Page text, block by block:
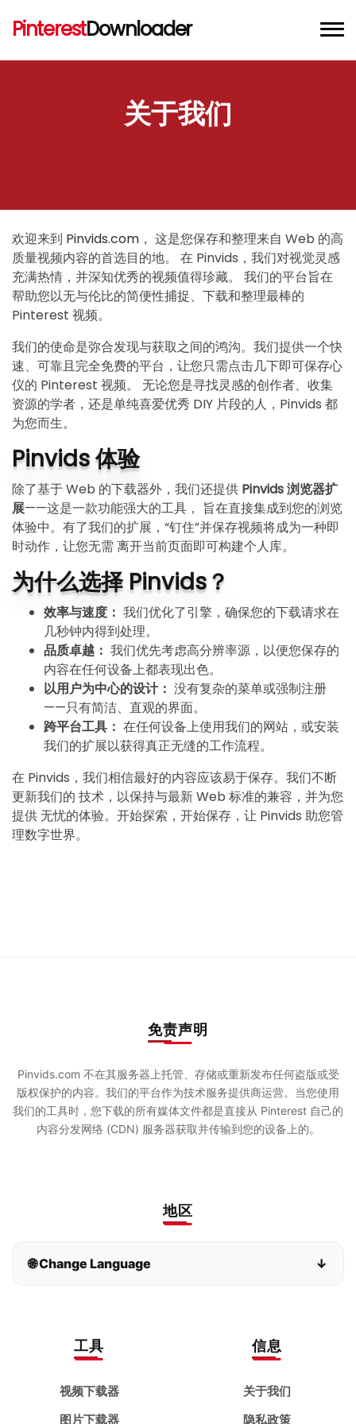
PinterestDownloader
Pinterest 图片下载器
关于我们
欢迎来到 Pinvids.com ， 这是您保存和整理来自 Web 的高
质量视频内容的首选目的地。 在 Pinvids，我们对视觉灵感
充满热情，并深知优秀的视频值得珍藏。 我们的平台旨在
帮助您以无与伦比的简便性捕捉、下载和整理最棒的
Pinterest 视频。
我们的使命是弥合发现与获取之间的鸿沟。我们提供一个快
速、可靠且完全免费的平台，让您只需点击几下即可保存心
仪的 Pinterest 视频。 无论您是寻找灵感的创作者、收集
资源的学者，还是单纯喜爱优秀 DIY 片段的人，Pinvids 都
为您而生。
Pinvids 体验
除了基于 Web 的下载器外，我们还提供 Pinvids 浏览器扩
展——这是一款功能强大的工具， 旨在直接集成到您的浏览
体验中。有了我们的扩展，“钉住”并保存视频将成为一种即
时动作，让您无需 离开当前页面即可构建个人库。
为什么选择 Pinvids？
效率与速度： 我们优化了引擎，确保您的下载请求在
几秒钟内得到处理。
品质卓越： 我们优先考虑高分辨率源，以便您保存的
内容在任何设备上都表现出色。
以用户为中心的设计： 没有复杂的菜单或强制注册
——只有简洁、直观的界面。
跨平台工具： 在任何设备上使用我们的网站，或安装
我们的扩展以获得真正无缝的工作流程。
在 Pinvids，我们相信最好的内容应该易于保存。我们不断
更新我们的 技术，以保持与最新 Web 标准的兼容，并为您
提供 无忧的体验。开始探索，开始保存，让 Pinvids 助您管
理数字世界。
免责声明
Pinvids.com 不在其服务器上托管、存储或重新发布任何盗版或受
版权保护的内容。我们的平台作为技术服务提供商运营。当您使用
我们的工具时，您下载的所有媒体文件都是直接从 Pinterest 自己的
内容分发网络 (CDN) 服务器获取并传输到您的设备上的。
地区
🌐 Change Language ↓
Deutsch English
italiano Kiswahili
工具
视频下载器
图片下载器
信息
关于我们
隐私政策